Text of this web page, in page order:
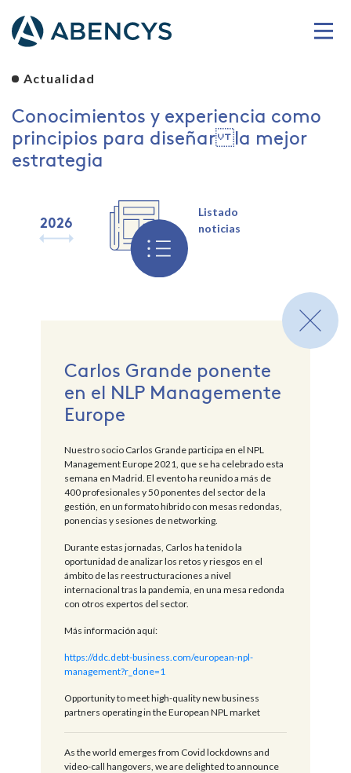
Actualidad
Conocimientos y experiencia como
principios para diseñar la mejor
estrategia
2026 2024 2023 2022 2021
Listado
noticias
Carlos Grande ponente
en el NLP Managemente
Europe
Nuestro socio Carlos Grande participa en el NPL
Management Europe 2021, que se ha celebrado esta
semana en Madrid. El evento ha reunido a más de
400 profesionales y 50 ponentes del sector de la
gestión, en un formato híbrido con mesas redondas,
ponencias y sesiones de networking.
Durante estas jornadas, Carlos ha tenido la
oportunidad de analizar los retos y riesgos en el
ámbito de las reestructuraciones a nivel
internacional tras la pandemia, en una mesa redonda
con otros expertos del sector.
Más información aquí:
https://ddc.debt-business.com/european-npl-
management?r_done=1
Opportunity to meet high-quality new business
partners operating in the European NPL market
As the world emerges from Covid lockdowns and
video-call hangovers, we are delighted to announce